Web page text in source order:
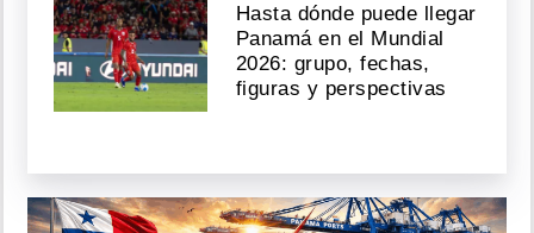
Hasta dónde puede llegar
Panamá en el Mundial
2026: grupo, fechas,
figuras y perspectivas